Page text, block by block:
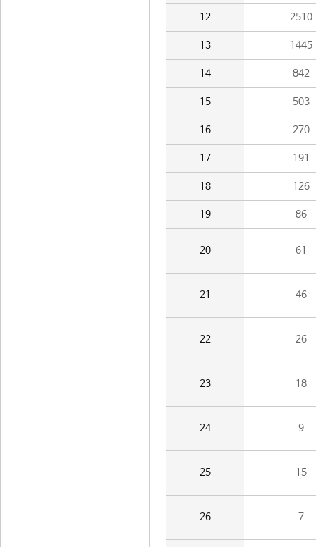
12 2510
13 1445
14 842
15 503
16 270
17 191
18 126
19 86
20 61
21 46
22 26
23 18
24 9
25 15
26 7